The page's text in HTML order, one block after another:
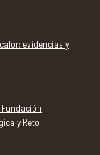
evidencias y
y Reto